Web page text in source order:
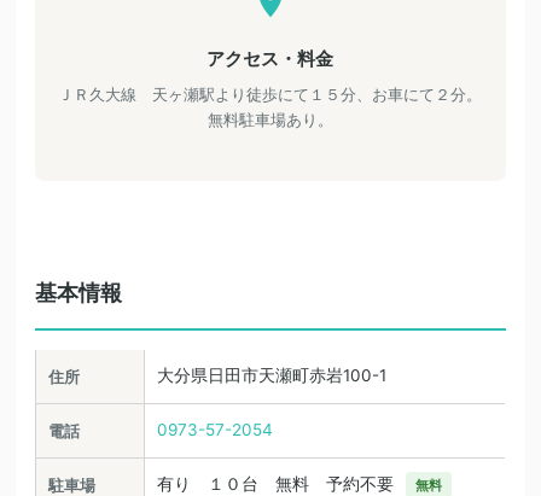
アクセス・料金
ＪＲ久大線 天ヶ瀬駅より徒歩にて１５分、お車にて２分。
無料駐車場あり。
基本情報
住所 大分県日田市天瀬町赤岩100-1
電話 0973-57-2054
駐車場 有り １０台 無料 予約不要 無料